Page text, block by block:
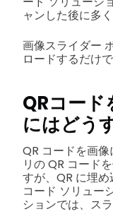
ャンした後に多
画像スライダー
ロードするだけで
QRコー
にはどう
QR コードを画
リの QR コード
すが、QR に埋
コード ソリュー
ションでは、ス